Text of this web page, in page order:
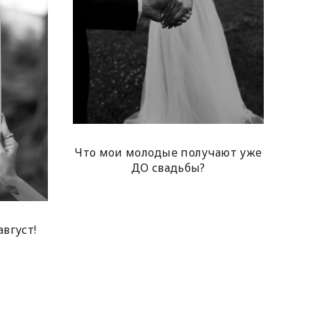
Что мои молодые получают уже
ДО свадьбы?